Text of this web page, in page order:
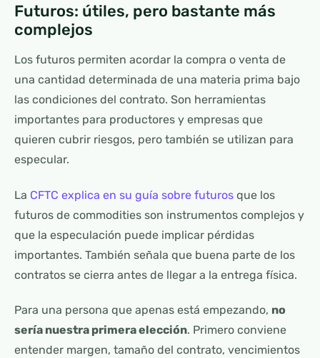
Futuros: útiles, pero bastante más
complejos
Los futuros permiten acordar la compra o venta de
una cantidad determinada de una materia prima bajo
las condiciones del contrato. Son herramientas
importantes para productores y empresas que
quieren cubrir riesgos, pero también se utilizan para
especular.
La CFTC explica en su guía sobre futuros que los
futuros de commodities son instrumentos complejos y
que la especulación puede implicar pérdidas
importantes. También señala que buena parte de los
contratos se cierra antes de llegar a la entrega física.
Para una persona que apenas está empezando, no
sería nuestra primera elección. Primero conviene
entender margen, tamaño del contrato, vencimientos